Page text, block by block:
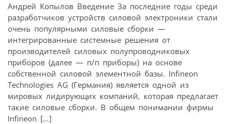
Андрей Копылов Введение За последние годы среди
разработчиков устройств силовой электроники стали
очень популярными силовые сборки —
интегрированные системные решения от
производителей силовых полупроводниковых
приборов (далее — п/п приборы) на основе
собственной силовой элементной базы. Infineon
Technologies AG (Германия) является одной из
мировых лидирующих компаний, которая предлагает
такие силовые сборки. В общем понимании фирмы
Infineon […]